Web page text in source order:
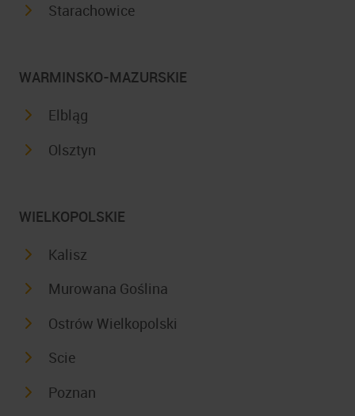
Starachowice
WARMINSKO-MAZURSKIE
Elbląg
Olsztyn
WIELKOPOLSKIE
Kalisz
Murowana Goślina
Ostrów Wielkopolski
Scie
Poznan